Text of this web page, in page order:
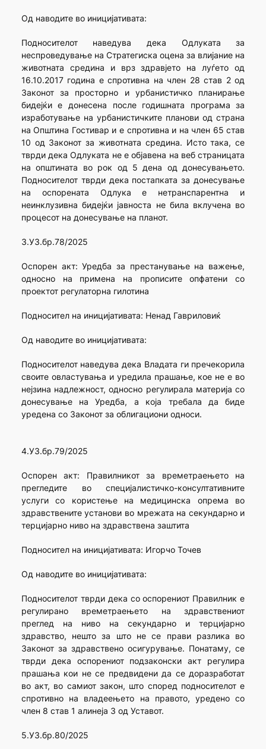
Од наводите во иницијативата:
Подносителот наведува дека Одлуката за
неспроведување на Стратегиска оцена за влијание на
животната средина и врз здравјето на луѓето од
16.10.2017 година е спротивна на член 28 став 2 од
Законот за просторно и урбанистичко планирање
бидејќи е донесена после годишната програма за
изработување на урбанистичките планови од страна
на Општина Гостивар и е спротивна и на член 65 став
10 од Законот за животната средина. Исто така, се
тврди дека Одлуката не е објавена на веб страницата
на општината во рок од 5 дена од донесувањето.
Подносителот тврди дека постапката за донесување
на оспорената Одлука е нетранспарентна и
неинклузивна бидејќи јавноста не била вклучена во
процесот на донесување на планот.
3.УЗ.бр.78/2025
Оспорен акт: Уредба за престанување на важење,
односно на примена на прописите опфатени со
проектот регулаторна гилотина
Подносител на иницијативата: Ненад Гавриловиќ
Од наводите во иницијативата:
Подносителот наведува дека Владата ги пречекорила
своите овластувања и уредила прашање, кое не е во
нејзина надлежност, односно регулирала материја со
донесување на Уредба, а која требала да биде
уредена со Законот за облигациони односи.
4.УЗ.бр.79/2025
Оспорен акт: Правилникот за времетраењето на
прегледите во специјалистичко-консултативните
услуги со користење на медицинска опрема во
здравствените установи во мрежата на секундарно и
терцијарно ниво на здравствена заштита
Подносител на иницијативата: Игорчо Точев
Од наводите во иницијативата:
Подносителот тврди дека со оспорениот Правилник е
регулирано времетраењето на здравствениот
преглед на ниво на секундарно и терцијарно
здравство, нешто за што не се прави разлика во
Законот за здравствено осигурување. Понатаму, се
тврди дека оспорениот подзаконски акт регулира
прашања кои не се предвидени да се доразработат
во акт, во самиот закон, што според подносителот е
спротивно на владеењето на правото, уредено со
член 8 став 1 алинеја 3 од Уставот.
5.УЗ.бр.80/2025